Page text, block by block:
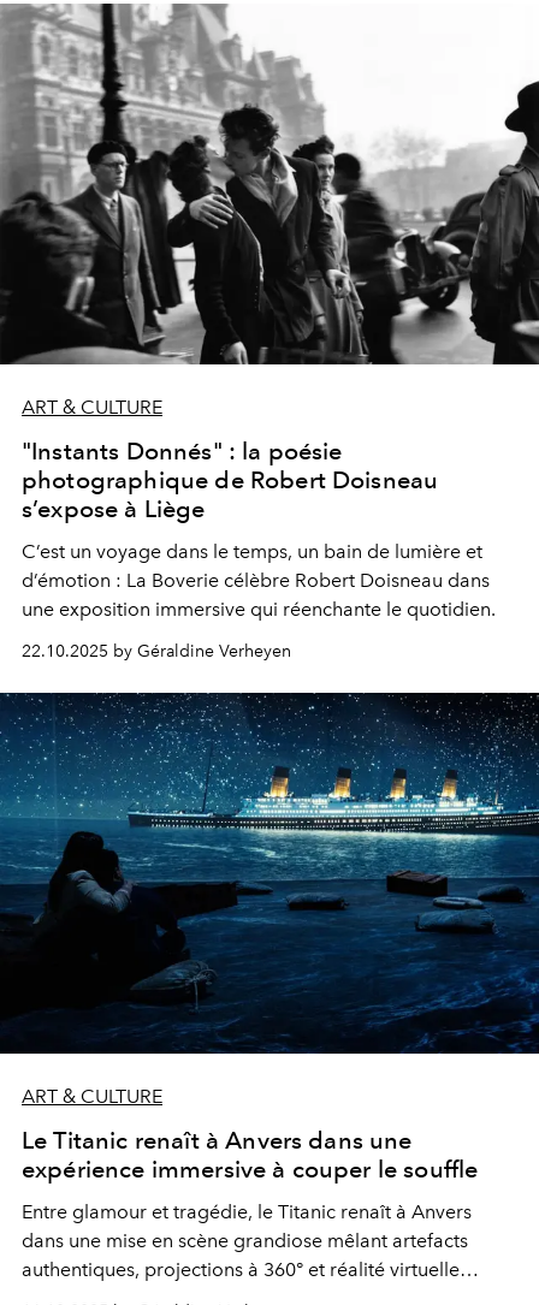
ART & CULTURE
"Instants Donnés" : la poésie
photographique de Robert Doisneau
s’expose à Liège
C’est un voyage dans le temps, un bain de lumière et
d’émotion : La Boverie célèbre Robert Doisneau dans
une exposition immersive qui réenchante le quotidien.
22.10.2025 by Géraldine Verheyen
ART & CULTURE
Le Titanic renaît à Anvers dans une
expérience immersive à couper le souffle
Entre glamour et tragédie, le Titanic renaît à Anvers
dans une mise en scène grandiose mêlant artefacts
authentiques, projections à 360° et réalité virtuelle
saisissante.